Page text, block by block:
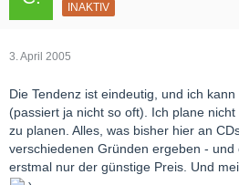
INAKTIV
3. April 2005
Die Tendenz ist eindeutig, und ich
(passiert ja nicht so oft). Ich plane
zu planen. Alles, was bisher hier an
verschiedenen Gründen ergeben - und
erstmal nur der günstige Preis. Und